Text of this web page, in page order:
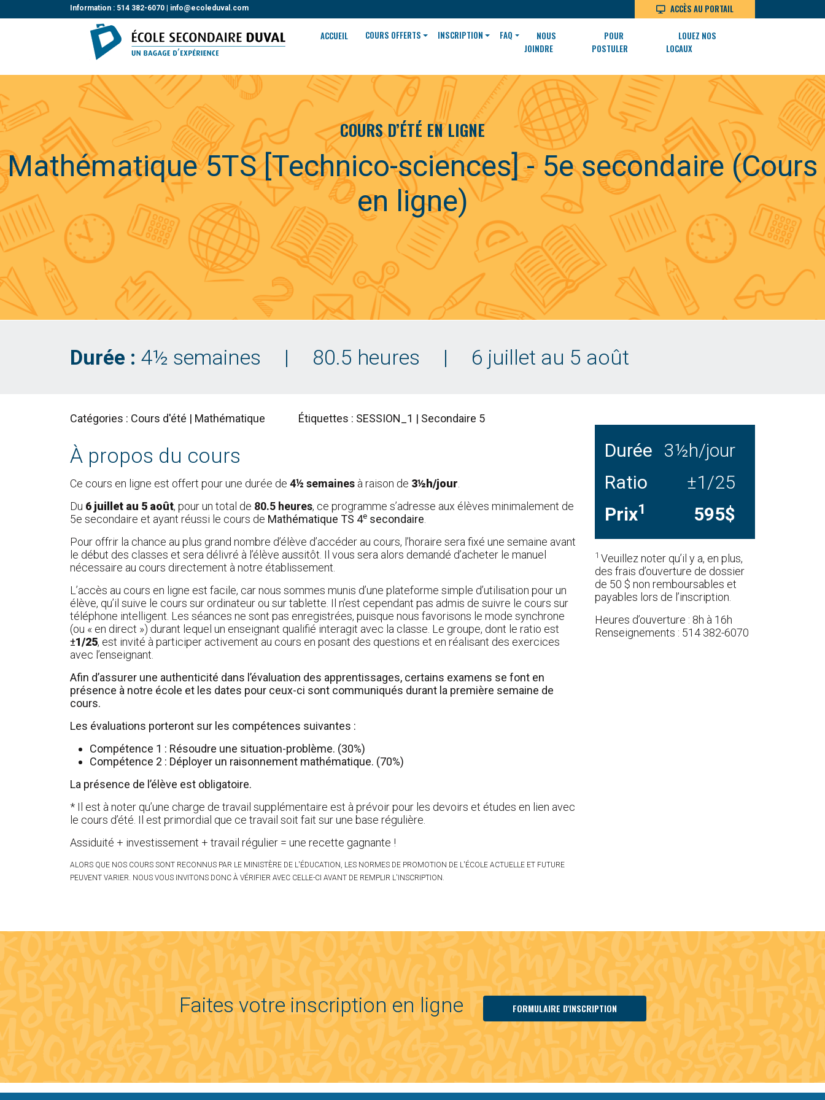
Information : 514 382-6070 | info@ecoleduval.com ACCÈS AU PORTAIL
ACCUEIL COURS OFFERTS INSCRIPTION FAQ
NOUS
JOINDRE
POUR
POSTULER
LOUEZ NOS
LOCAUX
COURS D’ÉTÉ EN LIGNE
Mathématique 5TS [Technico-sciences] - 5e secondaire (Cours
en ligne)
Durée : 4½ semaines | 80.5 heures | 6 juillet au 5 août
Catégories : Cours d'été | Mathématique Étiquettes : SESSION_1 | Secondaire 5
À propos du cours
Ce cours en ligne est offert pour une durée de 4½ semaines à raison de 3½h/jour
Du 6 juillet au 5 août, pour un total de 80.5 heures, ce programme s’adresse aux élèves minimalement de
5e secondaire et ayant réussi le cours de Mathématique TS 4e secondaire
Pour offrir la chance au plus grand nombre d’élève d’accéder au cours, l’horaire sera fixé une semaine avant
le début des classes et sera délivré à l’élève aussitôt. Il vous sera alors demandé d’acheter le manuel
nécessaire au cours directement à notre établissement.
L’accès au cours en ligne est facile, car nous sommes munis d’une plateforme simple d’utilisation pour un
élève, qu’il suive le cours sur ordinateur ou sur tablette. Il n’est cependant pas admis de suivre le cours sur
téléphone intelligent. Les séances ne sont pas enregistrées, puisque nous favorisons le mode synchrone
(ou « en direct ») durant lequel un enseignant qualifié interagit avec la classe. Le groupe, dont le ratio est
±1/25, est invité à participer activement au cours en posant des questions et en réalisant des exercices
avec l’enseignant.
Afin d’assurer une authenticité dans l’évaluation des apprentissages, certains examens se font en
présence à notre école et les dates pour ceux-ci sont communiqués durant la première semaine de
cours.
Les évaluations porteront sur les compétences suivantes :
Compétence 1 : Résoudre une situation-problème. (30%)
Compétence 2 : Déployer un raisonnement mathématique. (70%)
La présence de l’élève est obligatoire.
* Il est à noter qu’une charge de travail supplémentaire est à prévoir pour les devoirs et études en lien avec
le cours d’été. Il est primordial que ce travail soit fait sur une base régulière.
Assiduité + investissement + travail régulier = une recette gagnante !
ALORS QUE NOS COURS SONT RECONNUS PAR LE MINISTÈRE DE L'ÉDUCATION, LES NORMES DE PROMOTION DE L'ÉCOLE ACTUELLE ET FUTURE
PEUVENT VARIER. NOUS VOUS INVITONS DONC À VÉRIFIER AVEC CELLE-CI AVANT DE REMPLIR L'INSCRIPTION.
Durée 3½h/jour
Ratio
±1/25
Prix1 595$
1 Veuillez noter qu’il y a, en plus,
des frais d’ouverture de dossier
de 50 $ non remboursables et
payables lors de l’inscription.
Heures d’ouverture : 8h à 16h
Renseignements : 514 382-6070
Faites votre inscription en ligne FORMULAIRE D'INSCRIPTION